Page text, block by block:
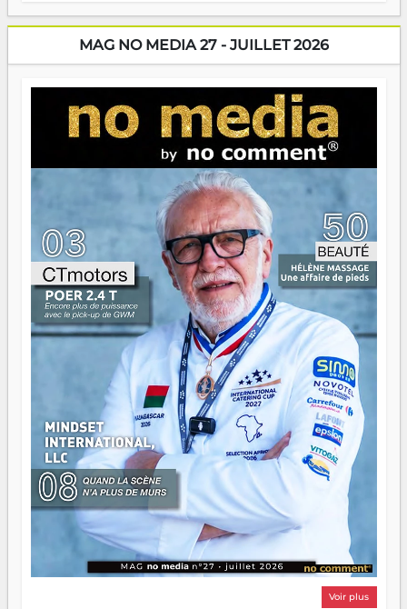
dorment vraiment la nuit. En culture, les nouvelles sont
encore meilleures. Aina Rasamoelina vient de décrocher le
Prix RFI Instrumental Afrique. Miangaly Elia rafle le Prix
jeunes qui tiennent la torche. Alors oui, on pourrait
s'arrêter là, applaudir et rentrer chez soi satisfait. Mais ce
serait passer à côté d'une chose essentielle. La fougue, ça
brûle fort — et parfois, ça brûle vite. Une flamme sans
direction peut éclairer autant qu'elle peut consumer. C'est
là que les aînés entrent en scène — pas pour reprendre le
gouvernail, mais pour montrer où sont les récifs. Les jeunes
ont la force, les vieux ont l'expérience, comme on dit. Ce
n'est pas un combat de générations — c'est une question
d'équipage. Partagez vos réussites, mais aussi vos échecs.
Surtout vos échecs, d'ailleurs — ils enseignent mieux que
n'importe quel manuel. À Madagascar, la barque avance.
Il faut juste s'assurer que tout le monde rame dans le
même sens.
MAG NO MEDIA 27 - JUILLET 2026
Voir plus